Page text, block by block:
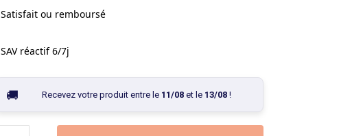
Satisfait ou remboursé
SAV réactif 6/7j
Recevez votre produit entre le 11/08et le 13/08!